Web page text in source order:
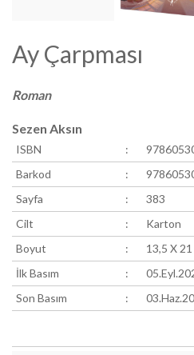
Ay Çarpması
Roman
Sezen Aksın
ISBN :
Barkod
:
Sayfa
:
383
Cilt
:
Karton
Boyut
:
13,5 X 21
İlk Basım
:
Son Basım
: